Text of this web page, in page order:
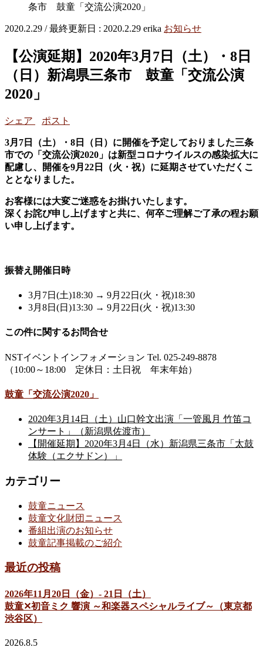
条市 鼓童「交流公演2020」
2020.2.29 / 最終更新日 : 2020.2.29 erika お知らせ
【公演延期】2020年3月7日（土）・8日
（日）新潟県三条市 鼓童「交流公演
2020」
シェア ポスト
3月7日（土）・8日（日）に開催を予定しておりました三条
市での「交流公演2020」は新型コロナウイルスの感染拡大に
配慮し、開催を9月22日（火・祝）に延期させていただくこ
ととなりました。
お客様には大変ご迷惑をお掛けいたします。
深くお詫び申し上げますと共に、何卒ご理解ご了承の程お願
い申し上げます。
振替え開催日時
3月7日(土)18:30 → 9月22日(火・祝)18:30
3月8日(日)13:30 → 9月22日(火・祝)13:30
この件に関するお問合せ
NSTイベントインフォメーション Tel. 025-249-8878
（10:00～18:00 定休日：土日祝 年末年始）
鼓童「交流公演2020」
2020年3月14日（土）山口幹文出演「一管風月 竹笛コ
ンサート」（新潟県佐渡市）
【開催延期】2020年3月4日（水）新潟県三条市「太鼓
体験（エクサドン）」
カテゴリー
鼓童ニュース
鼓童文化財団ニュース
番組出演のお知らせ
鼓童記事掲載のご紹介
最近の投稿
2026年11月20日（金）- 21日（土）
鼓童✕初音ミク 響演 ～和楽器スペシャルライブ～（東京都
渋谷区）
2026.8.5